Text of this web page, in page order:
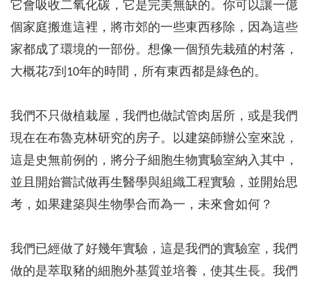
它會吸收二氧化碳，它是完美無缺的。你可以讓一億
個家庭搬進這裡，將市郊的一些東西移除，因為這些
家都成了環境的一部份。想像一個預先栽殖的村落，
大概花7到10年的時間，所有東西都是綠色的。
我們不只做植栽屋，我們也做試管肉居所，或是我們
現在在布魯克林研究的房子。以建築師辦公室來說，
這是史無前例的，將分子細胞生物實驗室納入其中，
並且開始嘗試做再生醫學與組織工程實驗，並開始思
考，如果建築與生物學合而為一，未來會如何？
我們已經做了好幾年實驗，這是我們的實驗室，我們
做的是萃取豬的細胞外基質並培養，使其生長。我們